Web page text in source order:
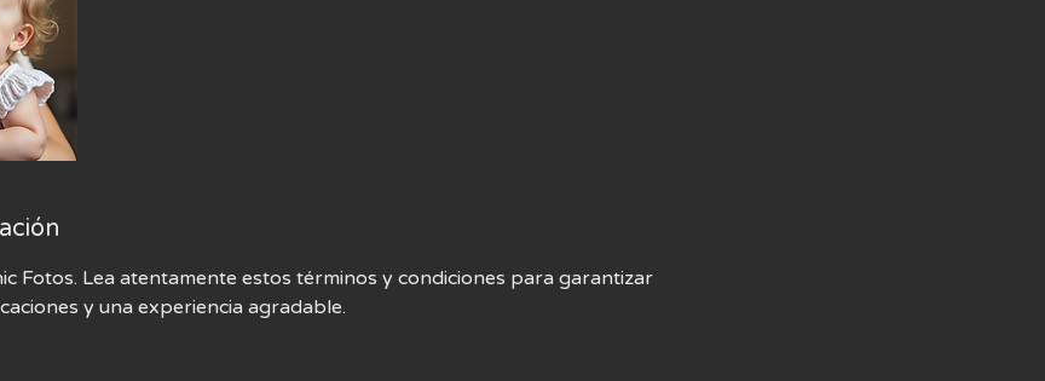
Fotos. Lea atentamente estos términos y condiciones para garantizar
y una experiencia agradable.